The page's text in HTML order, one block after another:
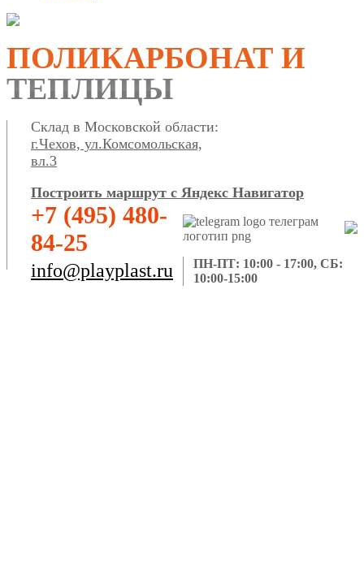
ПОЛИКАРБОНАТ И
ТЕПЛИЦЫ
Склад в Московской области:
г.Чехов, ул.Комсомольская,
вл.3
Построить маршрут с Яндекс Навигатор
+7 (495) 480-
84-25
info@playplast.ru
ПН-ПТ: 10:00 - 17:00, СБ:
10:00-15:00